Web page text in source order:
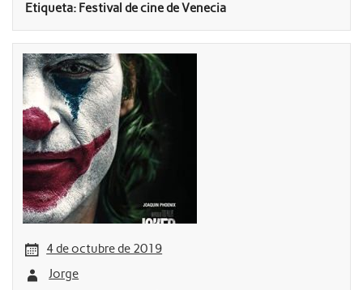
Etiqueta: Festival de cine de Venecia
4 de octubre de 2019
Jorge